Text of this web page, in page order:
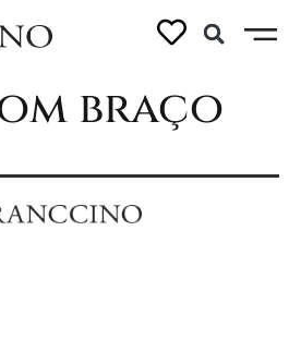
Cadeira
braço